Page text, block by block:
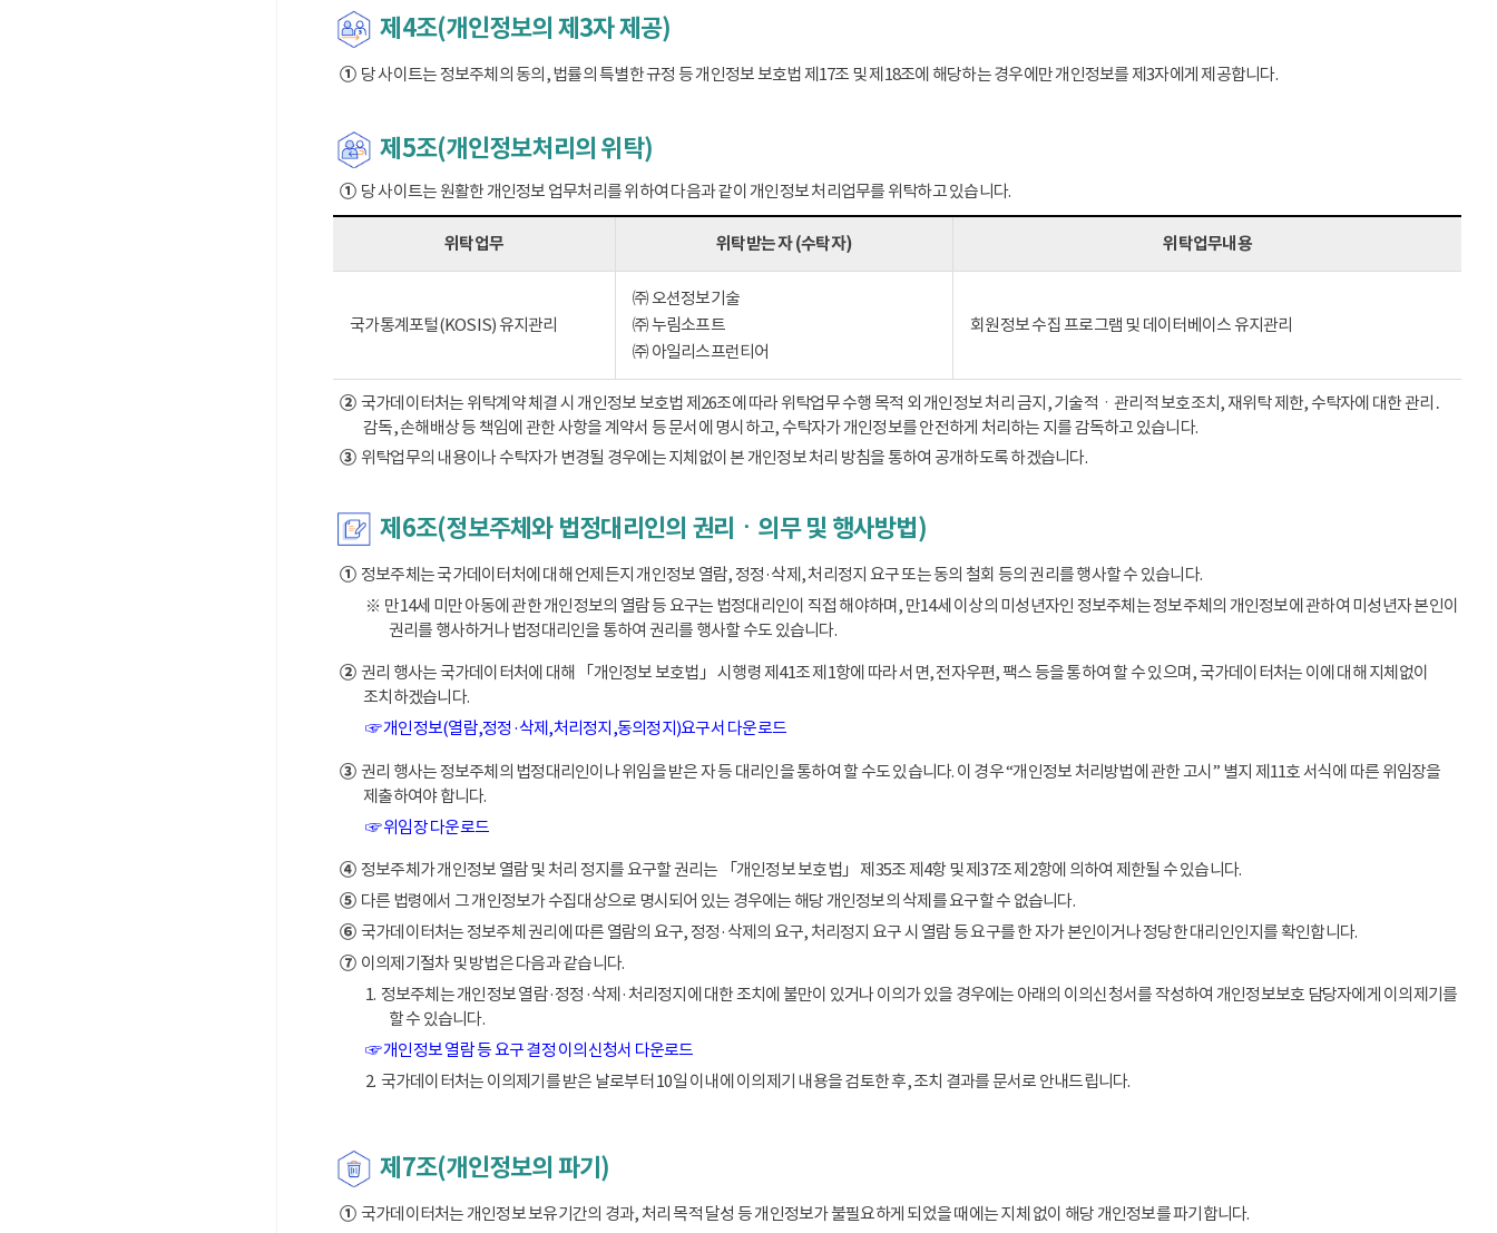
제4조(개인정보의 제3자 제공)
①당 사이트는 정보주체의 동의, 법률의 특별한 규정 등 개인정보 보호법 제17조 및 제18조에 해당하는 경우에만 개인정보를 제3자에게 제공합니다.
제5조(개인정보처리의 위탁)
①당 사이트는 원활한 개인정보 업무처리를 위하여 다음과 같이 개인정보 처리업무를 위탁하고 있습니다.
위탁업무 위탁받는 자 (수탁자) 위탁업무내용
국가통계포털(KOSIS) 유지관리
㈜ 오션정보기술
㈜ 누림소프트
㈜ 아일리스프런티어
회원정보 수집 프로그램 및 데이터베이스 유지관리
②국가데이터처는 위탁계약 체결 시 개인정보 보호법 제26조에 따라 위탁업무 수행 목적 외 개인정보 처리 금지, 기술적ㆍ관리적 보호조치, 재위탁 제한, 수탁자에 대한 관리․
감독, 손해배상 등 책임에 관한 사항을 계약서 등 문서에 명시하고, 수탁자가 개인정보를 안전하게 처리하는 지를 감독하고 있습니다.
③위탁업무의 내용이나 수탁자가 변경될 경우에는 지체없이 본 개인정보 처리 방침을 통하여 공개하도록 하겠습니다.
제6조(정보주체와 법정대리인의 권리ㆍ의무 및 행사방법)
①정보주체는 국가데이터처에 대해 언제든지 개인정보 열람, 정정·삭제, 처리정지 요구 또는 동의 철회 등의 권리를 행사할 수 있습니다.
※ 만14세 미만 아동에 관한 개인정보의 열람 등 요구는 법정대리인이 직접 해야하며, 만14세 이상의 미성년자인 정보주체는 정보주체의 개인정보에 관하여 미성년자 본인이
권리를 행사하거나 법정대리인을 통하여 권리를 행사할 수도 있습니다.
②권리 행사는 국가데이터처에 대해 「개인정보 보호법」 시행령 제41조 제1항에 따라 서면, 전자우편, 팩스 등을 통하여 할 수 있으며, 국가데이터처는 이에 대해 지체없이
조치하겠습니다.
☞ 개인정보(열람,정정·삭제,처리정지,동의정지)요구서 다운로드
③권리 행사는 정보주체의 법정대리인이나 위임을 받은 자 등 대리인을 통하여 할 수도 있습니다. 이 경우 “개인정보 처리방법에 관한 고시” 별지 제11호 서식에 따른 위임장을
제출하여야 합니다.
☞ 위임장 다운로드
④정보주체가 개인정보 열람 및 처리 정지를 요구할 권리는 「개인정보 보호법」 제35조 제4항 및 제37조 제2항에 의하여 제한될 수 있습니다.
⑤다른 법령에서 그 개인정보가 수집대상으로 명시되어 있는 경우에는 해당 개인정보의 삭제를 요구할 수 없습니다.
⑥국가데이터처는 정보주체 권리에 따른 열람의 요구, 정정·삭제의 요구, 처리정지 요구 시 열람 등 요구를 한 자가 본인이거나 정당한 대리인인지를 확인합니다.
⑦이의제기절차 및 방법은 다음과 같습니다.
1. 정보주체는 개인정보 열람·정정·삭제·처리정지에 대한 조치에 불만이 있거나 이의가 있을 경우에는 아래의 이의신청서를 작성하여 개인정보보호 담당자에게 이의제기를
할 수 있습니다.
☞ 개인정보 열람 등 요구 결정 이의신청서 다운로드
2. 국가데이터처는 이의제기를 받은 날로부터 10일 이내에 이의제기 내용을 검토한 후, 조치 결과를 문서로 안내드립니다.
제7조(개인정보의 파기)
①국가데이터처는 개인정보 보유기간의 경과, 처리 목적 달성 등 개인정보가 불필요하게 되었을 때에는 지체 없이 해당 개인정보를 파기합니다.